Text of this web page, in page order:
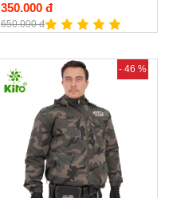
350.000 đ
650.000 đ
- 46 %